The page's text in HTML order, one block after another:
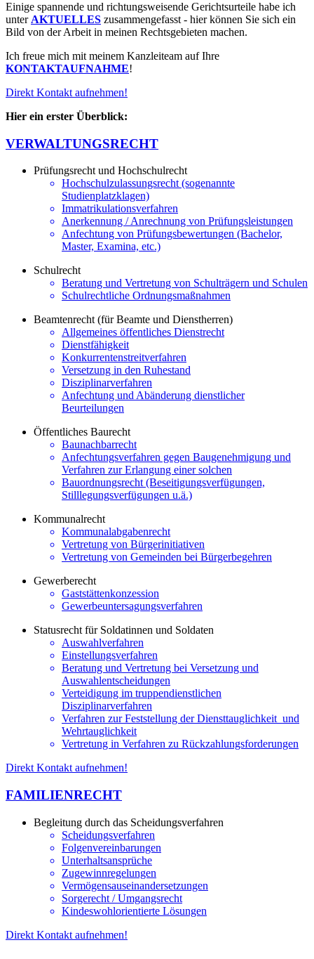
Einige spannende und richtungsweisende Gerichtsurteile habe ich
unter AKTUELLES zusammengefasst - hier können Sie sich ein
Bild von der Arbeit in meinen Rechtsgebieten machen.
Ich freue mich mit meinem Kanzleiteam auf Ihre
KONTAKTAUFNAHME!
Direkt Kontakt aufnehmen!
Hier ein erster Überblick:
VERWALTUNGSRECHT
Prüfungsrecht und Hochschulrecht
Hochschulzulassungsrecht (sogenannte
Studienplatzklagen)
Immatrikulationsverfahren
Anerkennung / Anrechnung von Prüfungsleistungen
Anfechtung von Prüfungsbewertungen (Bachelor,
Master, Examina, etc.)
Schulrecht
Beratung und Vertretung von Schulträgern und Schulen
Schulrechtliche Ordnungsmaßnahmen
Beamtenrecht (für Beamte und Dienstherren)
Allgemeines öffentliches Dienstrecht
Dienstfähigkeit
Konkurrentenstreitverfahren
Versetzung in den Ruhestand
Disziplinarverfahren
Anfechtung und Abänderung dienstlicher
Beurteilungen
Öffentliches Baurecht
Baunachbarrecht
Anfechtungsverfahren gegen Baugenehmigung und
Verfahren zur Erlangung einer solchen
Bauordnungsrecht (Beseitigungsverfügungen,
Stilllegungsverfügungen u.ä.)
Kommunalrecht
Kommunalabgabenrecht
Vertretung von Bürgerinitiativen
Vertretung von Gemeinden bei Bürgerbegehren
Gewerberecht
Gaststättenkonzession
Gewerbeuntersagungsverfahren
Statusrecht für Soldatinnen und Soldaten
Auswahlverfahren
Einstellungsverfahren
Beratung und Vertretung bei Versetzung und
Auswahlentscheidungen
Verteidigung im truppendienstlichen
Disziplinarverfahren
Verfahren zur Feststellung der Diensttauglichkeit und
Wehrtauglichkeit
Vertretung in Verfahren zu Rückzahlungsforderungen
Direkt Kontakt aufnehmen!
FAMILIENRECHT
Begleitung durch das Scheidungsverfahren
Scheidungsverfahren
Folgenvereinbarungen
Unterhaltsansprüche
Zugewinnregelungen
Vermögensauseinandersetzungen
Sorgerecht / Umgangsrecht
Kindeswohlorientierte Lösungen
Direkt Kontakt aufnehmen!